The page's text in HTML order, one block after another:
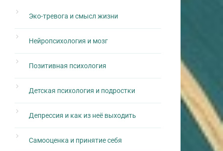
Эко-тревога и смысл жизни
Нейропсихология и мозг
Позитивная психология
Детская психология и подростки
Депрессия и как из неё выходить
Самооценка и принятие себя